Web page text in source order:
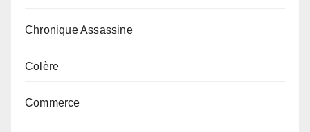
Chronique Assassine
Colère
Commerce